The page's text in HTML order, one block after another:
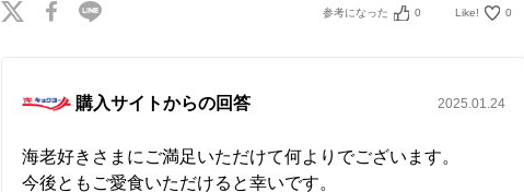
参考になった 0 Like! 0
購入サイトからの回答 2025.01.24
海老好きさまにご満足いただけて何よりでございます。
今後ともご愛食いただけると幸いです。